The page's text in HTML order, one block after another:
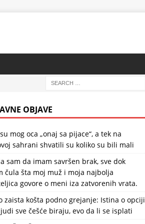
OBJAVE
mog oca „onaj sa pijace“, a tek na
sahrani shvatili su koliko su bili mali
sam da imam savršen brak, sve dok
čula šta moj muž i moja najbolja
govore o meni iza zatvorenih vrata.
zaista košta podno grejanje: Istina o opciji
sve češće biraju, evo da li se isplati